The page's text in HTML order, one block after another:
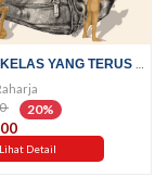
RUANG KELAS YANG TERUS BERGERAK
20%
Lihat Detail